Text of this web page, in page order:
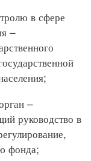
в сфере
–
–
руководство в
фонда;